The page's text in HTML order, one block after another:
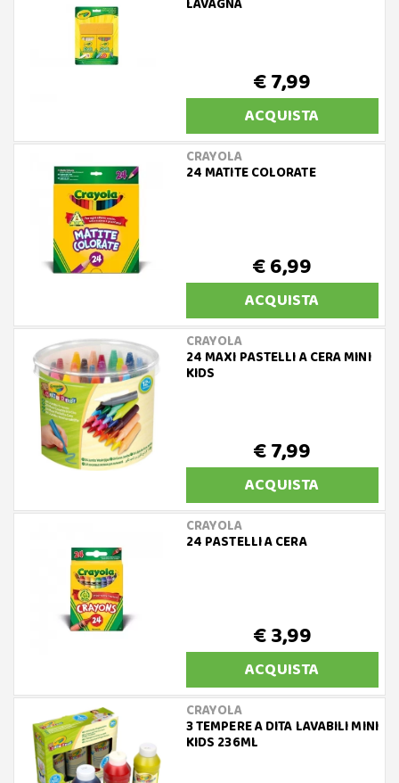
LAVAGNA
€ 7,99
ACQUISTA
CRAYOLA
24 MATITE COLORATE
€ 6,99
ACQUISTA
CRAYOLA
24 MAXI PASTELLI A CERA MINI
KIDS
€ 7,99
ACQUISTA
CRAYOLA
24 PASTELLI A CERA
€ 3,99
ACQUISTA
CRAYOLA
3 TEMPERE A DITA LAVABILI MINI
KIDS 236ML